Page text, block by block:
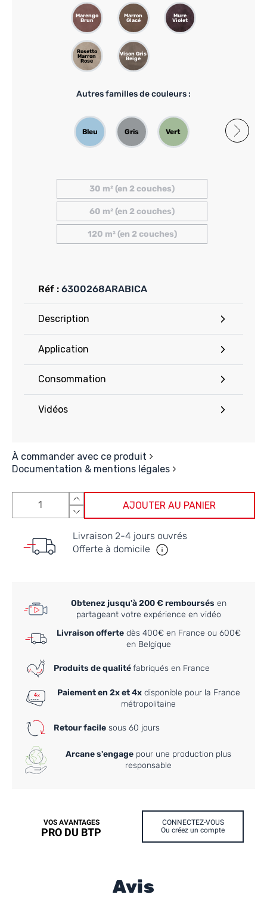
Réf : 6300268ARABICA
Description
Application
Consommation
Vidéos
À commander avec ce produit
Documentation & mentions légales
30 m² (en 2 couches)
60 m² (en 2 couches)
120 m² (en 2 couches)
Marengo
Brun
Marron
Glacé
Mure
Violet
Rosetto
Marron
Rose
Vison Gris
Beige
Autres familles de couleurs :
Bleu Gris Vert Orange Rose
AJOUTER AU PANIER
Livraison 2-4 jours ouvrés
Offerte à domicile
Obtenez jusqu'à 200 € remboursés en
partageant votre expérience en vidéo
Livraison offertedès 400€ en France ou 600€
en Belgique
Produits de qualitéfabriqués en France
Paiement en 2x et 4xdisponible pour la France
métropolitaine
Retour facile sous 60 jours
Arcane s'engage pour une production plus
responsable
VOS AVANTAGES
PRO DU BTP
CONNECTEZ-VOUS
Ou créez un compte
Avis